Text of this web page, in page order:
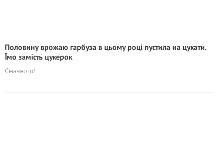
Половину врожаю гарбуза в цьому році пустила на цукати.
Їмо замість цукерок
Смачного!